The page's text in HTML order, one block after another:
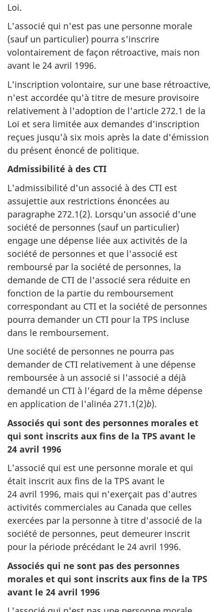
Loi.
L'associé qui n'est pas une personne morale
(sauf un particulier) pourra s'inscrire
volontairement de façon rétroactive, mais non
avant le 24 avril 1996.
L'inscription volontaire, sur une base rétroactive,
n'est accordée qu'à titre de mesure provisoire
relativement à l'adoption de l'article 272.1 de la
Loi et sera limitée aux demandes d'inscription
reçues jusqu'à six mois après la date d'émission
du présent énoncé de politique.
Admissibilité à des CTI
L'admissibilité d'un associé à des CTI est
assujettie aux restrictions énoncées au
paragraphe 272.1(2). Lorsqu'un associé d'une
société de personnes (sauf un particulier)
engage une dépense liée aux activités de la
société de personnes et que l'associé est
remboursé par la société de personnes, la
demande de CTI de l'associé sera réduite en
fonction de la partie du remboursement
correspondant au CTI et la société de personnes
pourra demander un CTI pour la TPS incluse
dans le remboursement.
Une société de personnes ne pourra pas
demander de CTI relativement à une dépense
remboursée à un associé si l'associé a déjà
demandé un CTI à l'égard de la même dépense
en application de l'alinéa 271.1(2)b).
Associés qui sont des personnes morales et
qui sont inscrits aux fins de la TPS avant le
24 avril 1996
L'associé qui est une personne morale et qui
était inscrit aux fins de la TPS avant le
24 avril 1996, mais qui n'exerçait pas d'autres
activités commerciales au Canada que celles
exercées par la personne à titre d'associé de la
société de personnes, peut demeurer inscrit
pour la période précédant le 24 avril 1996.
Associés qui ne sont pas des personnes
morales et qui sont inscrits aux fins de la TPS
avant le 24 avril 1996